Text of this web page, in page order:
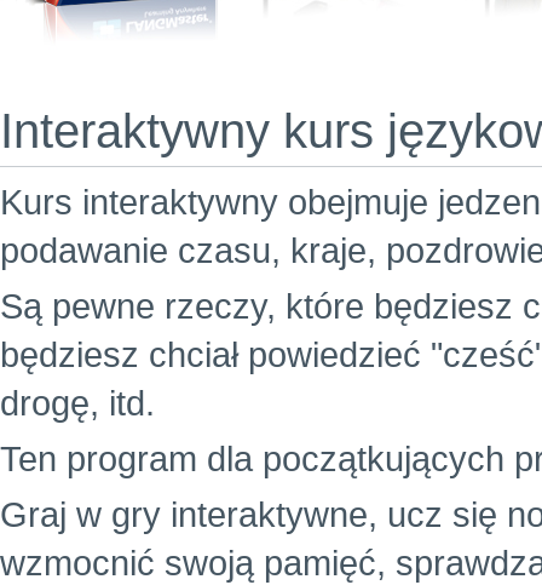
Interaktywny kurs
Kurs interaktywny obejmuje
podawanie czasu, kraje,
Są pewne rzeczy, które będziesz
będziesz chciał powiedzieć
drogę, itd.
Ten program dla początkujących
Graj w gry interaktywne, ucz się
wzmocnić swoją pamięć,